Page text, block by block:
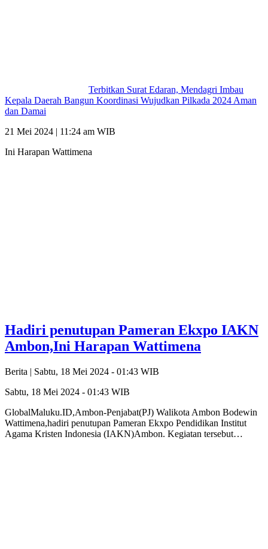
Terbitkan Surat Edaran, Mendagri Imbau
Kepala Daerah Bangun Koordinasi Wujudkan Pilkada 2024 Aman
dan Damai
21 Mei 2024 | 11:24 am WIB
Ini Harapan Wattimena
Hadiri penutupan Pameran Ekxpo IAKN
Ambon,Ini Harapan Wattimena
Berita | Sabtu, 18 Mei 2024 - 01:43 WIB
Sabtu, 18 Mei 2024 - 01:43 WIB
GlobalMaluku.ID,Ambon-Penjabat(PJ) Walikota Ambon Bodewin
Wattimena,hadiri penutupan Pameran Ekxpo Pendidikan Institut
Agama Kristen Indonesia (IAKN)Ambon. Kegiatan tersebut…